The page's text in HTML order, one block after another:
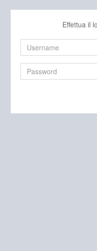
Effettua il